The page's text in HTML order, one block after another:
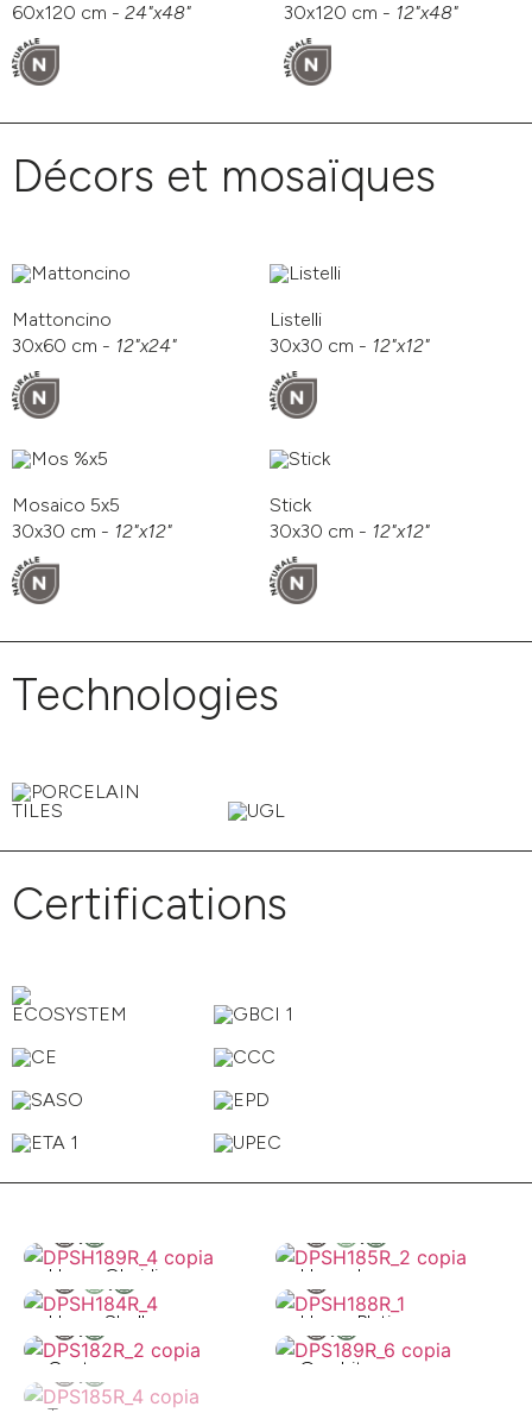
60x120 cm - 24"x48"
30x120 cm - 12"x48"
Décors et mosaïques
Mattoncino
30x60 cm - 12"x24"
Listelli
30x30 cm - 12"x12"
Mosaico 5x5
30x30 cm - 12"x12"
Stick
30x30 cm - 12"x12"
Technologies
Certifications
Hyper Obsidian Hyper Lava
Hyper Shell Hyper Platinum
Oyster Graphite